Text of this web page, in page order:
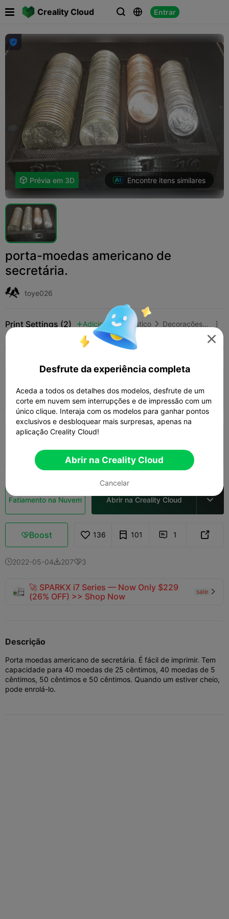
Creality Cloud   Entrar
 

 Prévia em 3D Encontre itens similares
porta-moedas americano de
secretária.
toye026
Print Settings (2)  Adicionar Doméstico  Decorações e Ornamentos para Casa 
K2 Plus K2 Pro
 01h 10m  1 plates  56.58g
0.2mm layer, 2 walls, 10 infill
 44m 50s  1 plates  22.03g
Fatiamento na Nuvem Abrir na Creality Cloud 
Boost 136 101  1 
2022-05-042073
🚀 SPARKX i7 Series — Now Only $229
(26% OFF) >> Shop Now
sale 
Descrição
Porta moedas americano de secretária. É fácil de imprimir. Tem
capacidade para 40 moedas de 25 cêntimos, 40 moedas de 5
cêntimos, 50 cêntimos e 50 cêntimos. Quando um estiver cheio,
pode enrolá-lo.

Desfrute da experiência completa
Aceda a todos os detalhes dos modelos, desfrute de um
corte em nuvem sem interrupções e de impressão com um
único clique. Interaja com os modelos para ganhar pontos
exclusivos e desbloquear mais surpresas, apenas na
aplicação Creality Cloud!
Abrir na Creality Cloud
Cancelar